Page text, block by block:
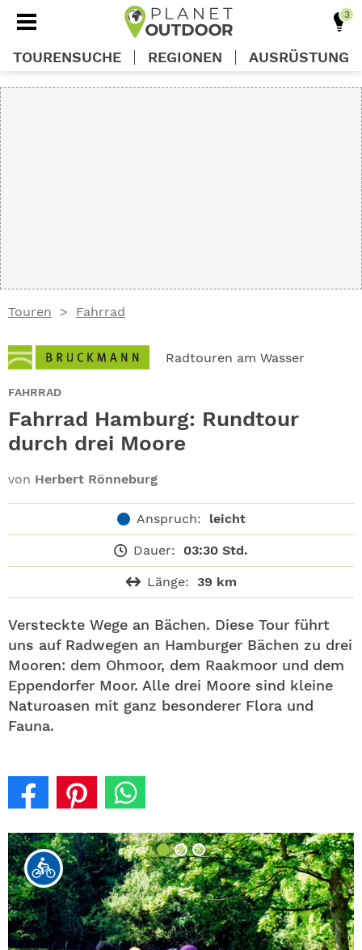
Touren Fahrrad
Radtouren am Wasser
FAHRRAD
Fahrrad Hamburg: Rundtour
durch drei Moore
von Herbert Rönneburg
Anspruch: leicht
Dauer: 03:30 Std.
Länge: 39 km
Versteckte Wege an Bächen. Diese Tour führt
uns auf Radwegen an Hamburger Bächen zu drei
Mooren: dem Ohmoor, dem Raakmoor und dem
Eppendorfer Moor. Alle drei Moore sind kleine
Naturoasen mit ganz besonderer Flora und
Fauna.
TOURENSUCHE REGIONEN AUSRÜSTUNG
ABO
GEWINNEN
NEWSLETTER
SHOP